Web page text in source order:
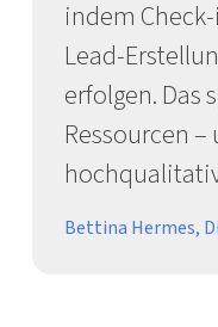
indem
Lead-
erfolgen. Das
Ressourcen
Bettina Hermes,